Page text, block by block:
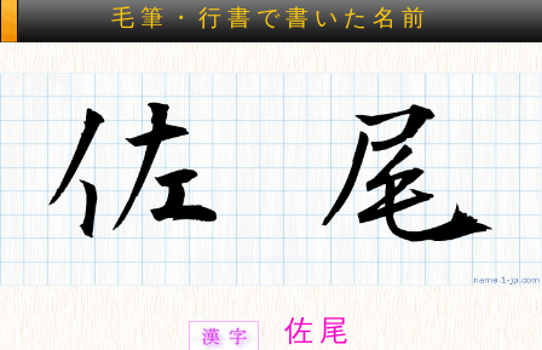
毛筆・行書で書いた名前
佐尾